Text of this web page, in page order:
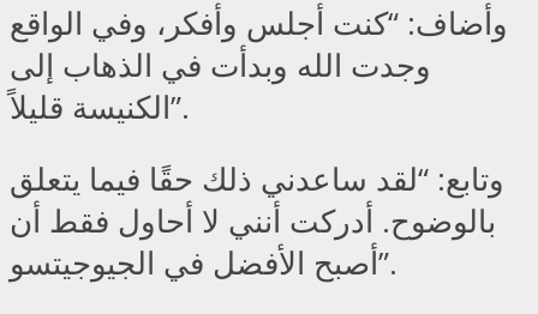
وأضاف: “كنت أجلس وأفكر، وفي الواقع
وجدت الله وبدأت في الذهاب إلى
الكنيسة قليلاً”.
وتابع: “لقد ساعدني ذلك حقًا فيما يتعلق
بالوضوح. أدركت أنني لا أحاول فقط أن
أصبح الأفضل في الجيوجيتسو”.